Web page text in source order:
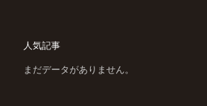
人気記事
まだデータがありません。